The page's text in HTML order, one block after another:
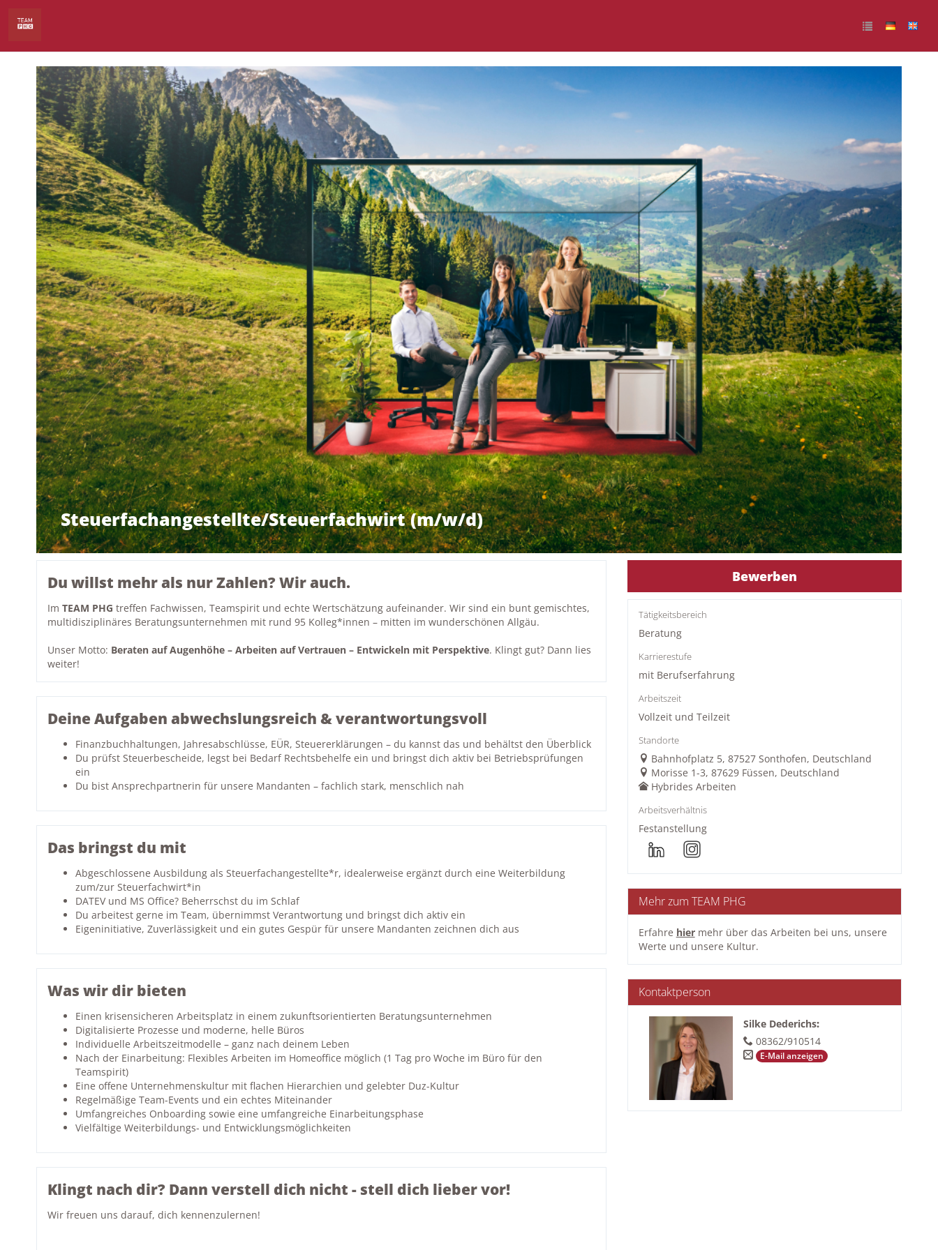
Steuerfachangestellte/Steuerfachwirt (m/w/d)
Du willst mehr als nur Zahlen? Wir auch.
Im TEAM PHG treffen Fachwissen, Teamspirit und echte Wertschätzung aufeinander. Wir sind ein bunt gemischtes,
multidisziplinäres Beratungsunternehmen mit rund 95 Kolleg*innen – mitten im wunderschönen Allgäu.
Unser Motto: Beraten auf Augenhöhe – Arbeiten auf Vertrauen – Entwickeln mit Perspektive. Klingt gut? Dann lies
weiter!
Deine Aufgaben abwechslungsreich & verantwortungsvoll
Finanzbuchhaltungen, Jahresabschlüsse, EÜR, Steuererklärungen – du kannst das und behältst den Überblick
Du prüfst Steuerbescheide, legst bei Bedarf Rechtsbehelfe ein und bringst dich aktiv bei Betriebsprüfungen
ein
Du bist Ansprechpartnerin für unsere Mandanten – fachlich stark, menschlich nah
Das bringst du mit
Abgeschlossene Ausbildung als Steuerfachangestellte*r, idealerweise ergänzt durch eine Weiterbildung
zum/zur Steuerfachwirt*in
DATEV und MS Office? Beherrschst du im Schlaf
Du arbeitest gerne im Team, übernimmst Verantwortung und bringst dich aktiv ein
Eigeninitiative, Zuverlässigkeit und ein gutes Gespür für unsere Mandanten zeichnen dich aus
Was wir dir bieten
Einen krisensicheren Arbeitsplatz in einem zukunftsorientierten Beratungsunternehmen
Digitalisierte Prozesse und moderne, helle Büros
Individuelle Arbeitszeitmodelle – ganz nach deinem Leben
Nach der Einarbeitung: Flexibles Arbeiten im Homeoffice möglich (1 Tag pro Woche im Büro für den
Teamspirit)
Eine offene Unternehmenskultur mit flachen Hierarchien und gelebter Duz-Kultur
Regelmäßige Team-Events und ein echtes Miteinander
Umfangreiches Onboarding sowie eine umfangreiche Einarbeitungsphase
Vielfältige Weiterbildungs- und Entwicklungsmöglichkeiten
Klingt nach dir? Dann verstell dich nicht - stell dich lieber vor!
Wir freuen uns darauf, dich kennenzulernen!
Bewerben
Tätigkeitsbereich
Beratung
Karrierestufe
mit Berufserfahrung
Arbeitszeit
Vollzeit und Teilzeit
Standorte
Bahnhofplatz 5, 87527 Sonthofen, Deutschland
Morisse 1-3, 87629 Füssen, Deutschland
Hybrides Arbeiten
Arbeitsverhältnis
Festanstellung
Mehr zum TEAM PHG
Erfahre hiermehr über das Arbeiten bei uns, unsere
Werte und unsere Kultur.
Kontaktperson
Silke Dederichs:
08362/910514
E-Mail anzeigen